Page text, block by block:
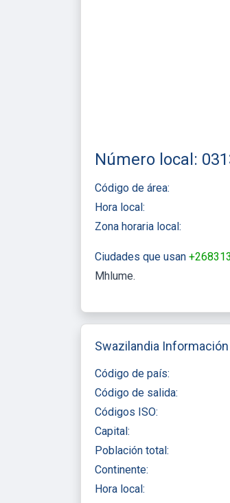
Número local:
Código de área:
Hora local:
Zona horaria local:
Ciudades que usan +268313
Mhlume
Swazilandia
Código de país:
Código de salida:
Códigos ISO:
Capital:
Población total:
Continente:
Hora local: